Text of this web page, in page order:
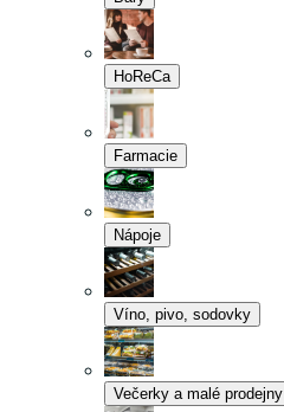
HoReCa
Farmacie
Nápoje
Víno, pivo, sodovky
Večerky a malé prodejny